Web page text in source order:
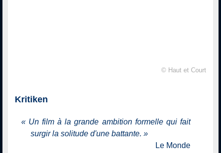
© Haut et Court
Kritiken
« Un film à la grande ambition formelle qui fait
surgir la solitude d'une battante. »
Le Monde